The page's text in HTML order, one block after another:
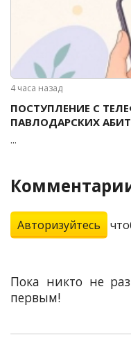
4 часа назад
ПОСТУПЛЕНИЕ С
ПАВЛОДАРСКИХ
...
Авторизуйтесь
Пока никто не
первым!